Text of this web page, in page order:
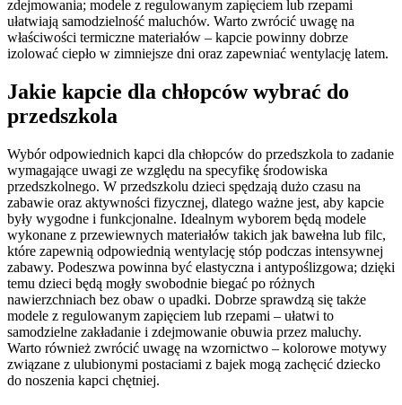
zdejmowania; modele z regulowanym zapięciem lub rzepami
ułatwiają samodzielność maluchów. Warto zwrócić uwagę na
właściwości termiczne materiałów – kapcie powinny dobrze
izolować ciepło w zimniejsze dni oraz zapewniać wentylację latem.
Jakie kapcie dla chłopców wybrać do
przedszkola
Wybór odpowiednich kapci dla chłopców do przedszkola to zadanie
wymagające uwagi ze względu na specyfikę środowiska
przedszkolnego. W przedszkolu dzieci spędzają dużo czasu na
zabawie oraz aktywności fizycznej, dlatego ważne jest, aby kapcie
były wygodne i funkcjonalne. Idealnym wyborem będą modele
wykonane z przewiewnych materiałów takich jak bawełna lub filc,
które zapewnią odpowiednią wentylację stóp podczas intensywnej
zabawy. Podeszwa powinna być elastyczna i antypoślizgowa; dzięki
temu dzieci będą mogły swobodnie biegać po różnych
nawierzchniach bez obaw o upadki. Dobrze sprawdzą się także
modele z regulowanym zapięciem lub rzepami – ułatwi to
samodzielne zakładanie i zdejmowanie obuwia przez maluchy.
Warto również zwrócić uwagę na wzornictwo – kolorowe motywy
związane z ulubionymi postaciami z bajek mogą zachęcić dziecko
do noszenia kapci chętniej.